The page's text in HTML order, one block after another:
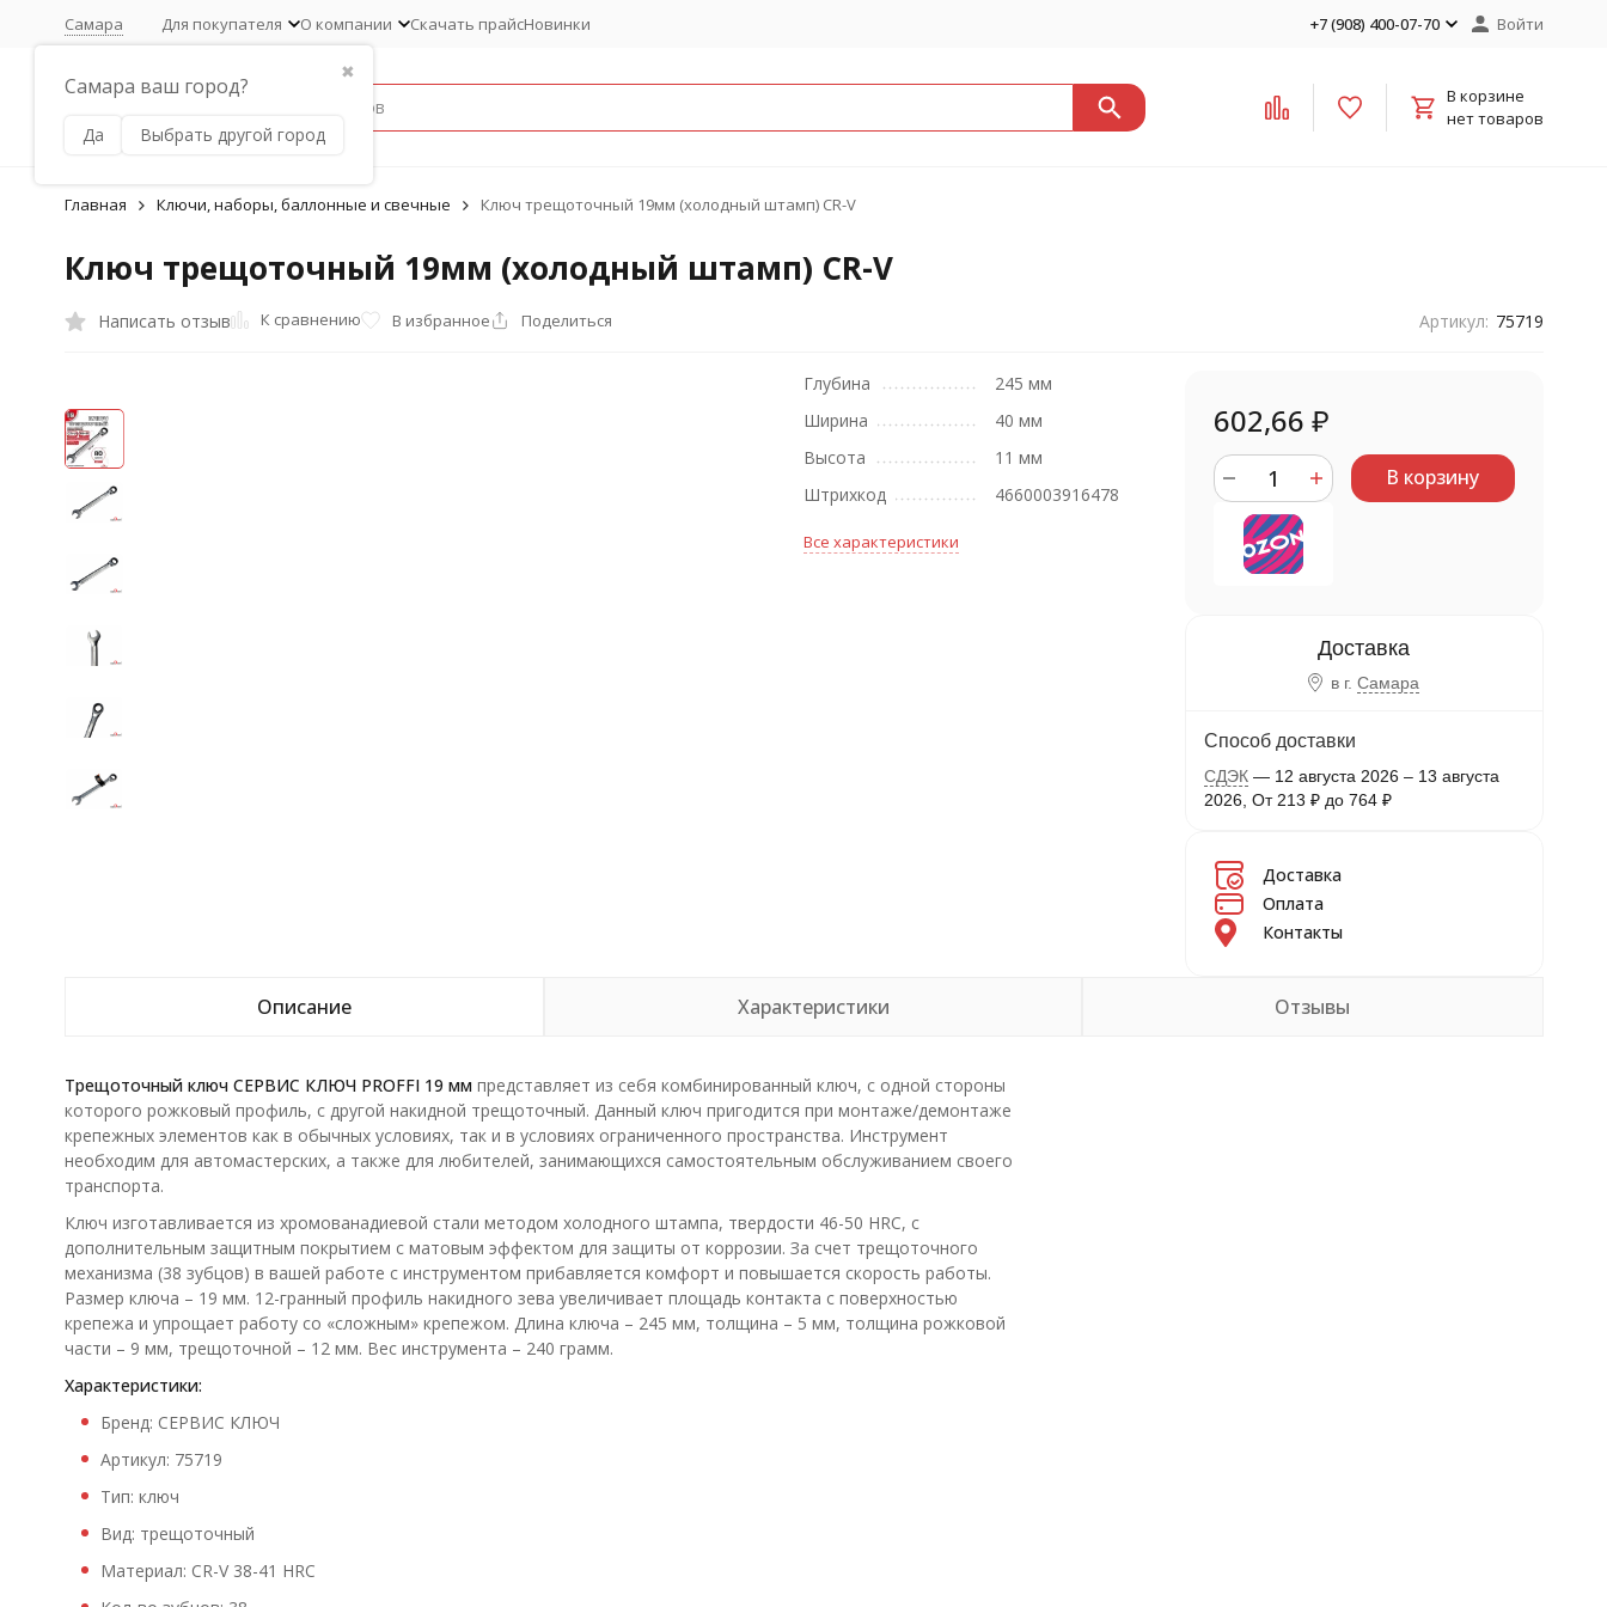
Самара
✖
Самара ваш город?
Да Выбрать другой город
Для покупателя О компании Скачать прайсНовинки +7 (908) 400-07-70 Войти
В корзине
нет товаров
Главная Ключи, наборы, баллонные и свечные Ключ трещоточный 19мм (холодный штамп) CR-V
Ключ трещоточный 19мм (холодный штамп) CR-V
Написать отзыв К сравнению В избранное Поделиться Артикул: 75719
Глубина
245 мм
Ширина
40 мм
Высота
11 мм
Штрихкод
4660003916478
Все характеристики
602,66 ₽
В корзину
в г. Самара
Способ доставки
СДЭК 12 августа 2026 – 13 августа
2026 От 213 ₽ до 764 ₽
Доставка
Оплата
Контакты
Описание Характеристики Отзывы
Трещоточный ключ СЕРВИС КЛЮЧ PROFFI 19 ммпредставляет из себя комбинированный ключ, с одной стороны
которого рожковый профиль, с другой накидной трещоточный. Данный ключ пригодится при монтаже/демонтаже
крепежных элементов как в обычных условиях, так и в условиях ограниченного пространства. Инструмент
необходим для автомастерских, а также для любителей, занимающихся самостоятельным обслуживанием своего
транспорта.
Ключ изготавливается из хромованадиевой стали методом холодного штампа, твердости 46-50 HRC, с
дополнительным защитным покрытием с матовым эффектом для защиты от коррозии. За счет трещоточного
механизма (38 зубцов) в вашей работе с инструментом прибавляется комфорт и повышается скорость работы.
Размер ключа – 19 мм. 12-гранный профиль накидного зева увеличивает площадь контакта с поверхностью
крепежа и упрощает работу со «сложным» крепежом. Длина ключа – 245 мм, толщина – 5 мм, толщина рожковой
части – 9 мм, трещоточной – 12 мм. Вес инструмента – 240 грамм.
Характеристики:
Бренд: СЕРВИС КЛЮЧ
Артикул: 75719
Тип: ключ
Вид: трещоточный
Материал: CR-V 38-41 HRC